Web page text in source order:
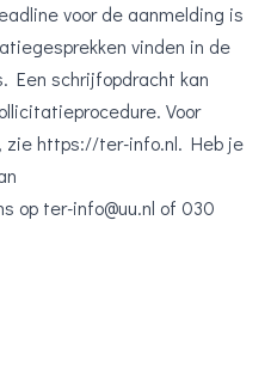
voor de aanmelding is
vinden in de
Een schrijfopdracht kan
Voor
zie https://ter-info.nl. Heb je
op ter-info@uu.nl of 030